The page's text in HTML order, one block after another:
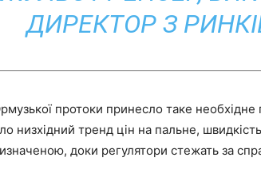
ДИРЕКТОР З
протоки принесло таке
низхідний тренд цін на пальне,
доки регулятори стежать за